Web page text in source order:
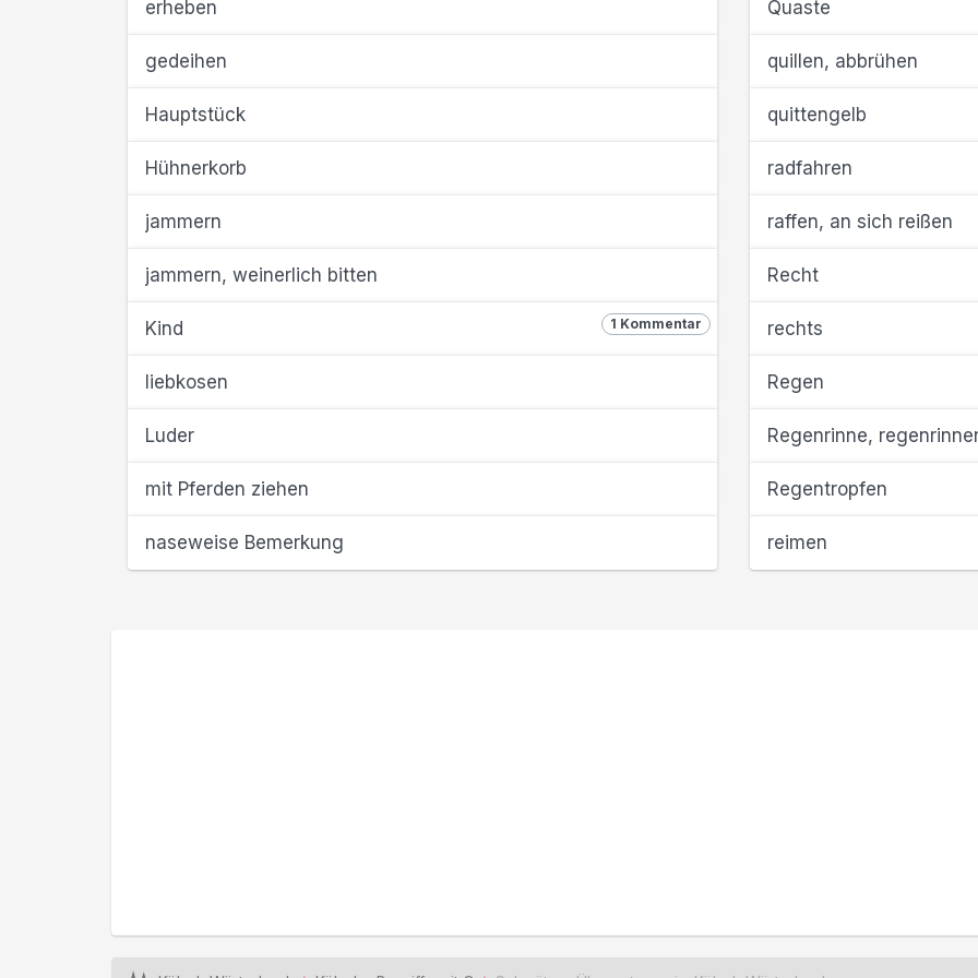
erheben
gedeihen
Hauptstück
Hühnerkorb
jammern
jammern, weinerlich bitten
1 Kommentar
Kind
liebkosen
Luder
mit Pferden ziehen
naseweise Bemerkung
Quaste
quillen, abbrühen
quittengelb
radfahren
raffen, an sich reißen
Recht
rechts
Regen
Regenrinne,
Regentropfen
reimen